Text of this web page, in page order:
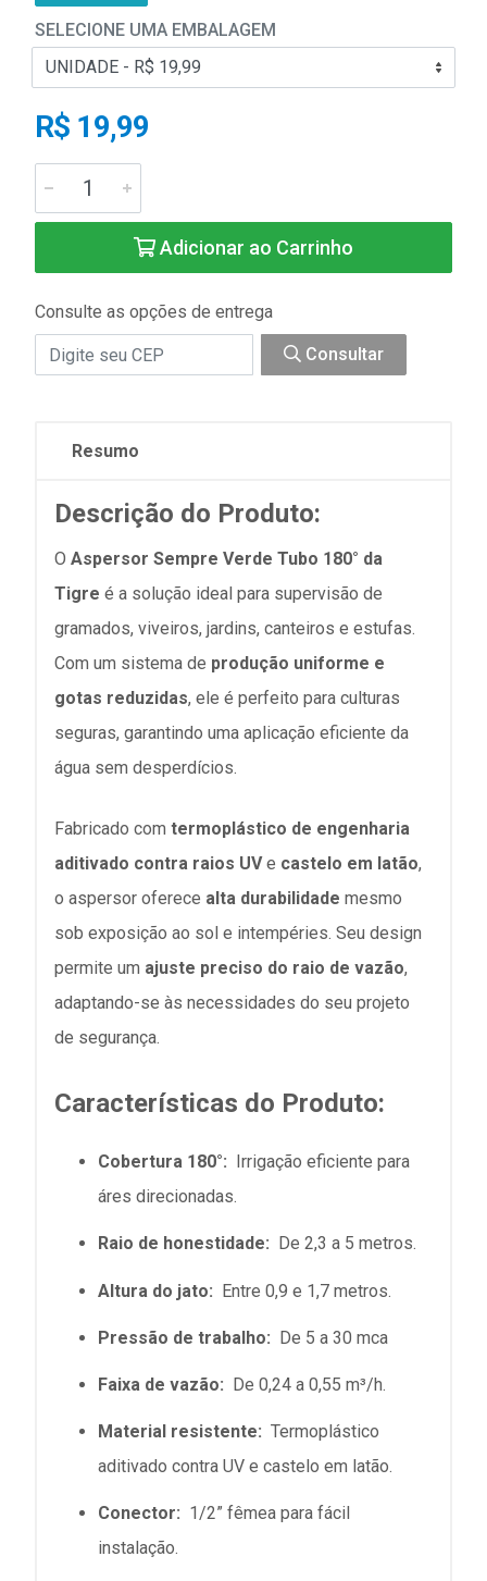
SELECIONE UMA EMBALAGEM
R$ 19,99
Adicionar ao Carrinho
Consulte as opções de entrega
Consultar
Resumo
Descrição do Produto:
O Aspersor Sempre Verde Tubo 180° da
Tigre é a solução ideal para supervisão de
gramados, viveiros, jardins, canteiros e estufas.
Com um sistema de produção uniforme e
gotas reduzidas, ele é perfeito para culturas
seguras, garantindo uma aplicação eficiente da
água sem desperdícios.
Fabricado com termoplástico de engenharia
aditivado contra raios UVe castelo em latão,
o aspersor oferece alta durabilidade mesmo
sob exposição ao sol e intempéries. Seu design
permite um ajuste preciso do raio de vazão,
adaptando-se às necessidades do seu projeto
de segurança.
Características do Produto:
Cobertura 180°:
Irrigação eficiente para
áres direcionadas.
Raio de honestidade: De 2,3 a 5 metros.
Altura do jato: Entre 0,9 e 1,7 metros.
Pressão de trabalho: De 5 a 30 mca
Faixa de vazão: De 0,24 a 0,55 m³/h.
Material resistente: Termoplástico
aditivado contra UV e castelo em latão.
Conector: 1/2” fêmea para fácil
instalação.